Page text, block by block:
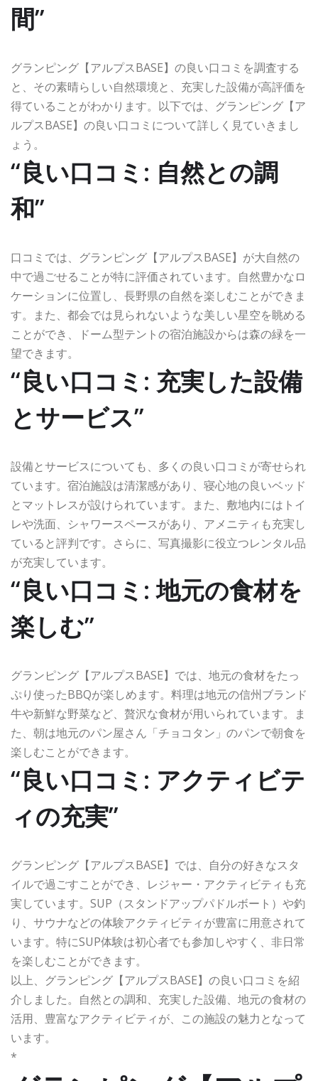
間”
グランピング【アルプスBASE】の良い口コミを調査する
と、その素晴らしい自然環境と、充実した設備が高評価を
得ていることがわかります。以下では、グランピング【ア
ルプスBASE】の良い口コミについて詳しく見ていきまし
ょう。
“良い口コミ: 自然との調
和”
口コミでは、グランピング【アルプスBASE】が大自然の
中で過ごせることが特に評価されています。自然豊かなロ
ケーションに位置し、長野県の自然を楽しむことができま
す。また、都会では見られないような美しい星空を眺める
ことができ、ドーム型テントの宿泊施設からは森の緑を一
望できます。
“良い口コミ: 充実した設備
とサービス”
設備とサービスについても、多くの良い口コミが寄せられ
ています。宿泊施設は清潔感があり、寝心地の良いベッド
とマットレスが設けられています。また、敷地内にはトイ
レや洗面、シャワースペースがあり、アメニティも充実し
ていると評判です。さらに、写真撮影に役立つレンタル品
が充実しています。
“良い口コミ: 地元の食材を
楽しむ”
グランピング【アルプスBASE】では、地元の食材をたっ
ぷり使ったBBQが楽しめます。料理は地元の信州ブランド
牛や新鮮な野菜など、贅沢な食材が用いられています。ま
た、朝は地元のパン屋さん「チョコタン」のパンで朝食を
楽しむことができます。
“良い口コミ: アクティビテ
ィの充実”
グランピング【アルプスBASE】では、自分の好きなスタ
イルで過ごすことができ、レジャー・アクティビティも充
実しています。SUP（スタンドアップパドルボート）や釣
り、サウナなどの体験アクティビティが豊富に用意されて
います。特にSUP体験は初心者でも参加しやすく、非日常
を楽しむことができます。
以上、グランピング【アルプスBASE】の良い口コミを紹
介しました。自然との調和、充実した設備、地元の食材の
活用、豊富なアクティビティが、この施設の魅力となって
います。
*